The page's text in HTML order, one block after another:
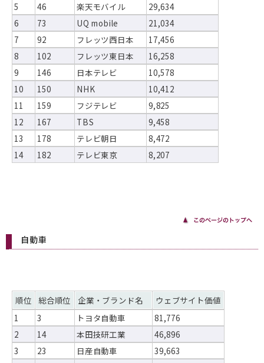
5
46 楽天モバイル
29,634
6
73 UQ mobile
21,034
7
92 フレッツ西日本
17,456
8
102 フレッツ東日本
16,258
9
146 日本テレビ
10,578
10
150 NHK
10,412
11
159 フジテレビ
9,825
12
167 TBS
9,458
13
178 テレビ朝日
8,472
14
182 テレビ東京 8,207
自動車
順位 総合順位 企業・ブランド名
ウェブサイト価値
1
3 トヨタ自動車
81,776
2
14 本田技研工業
46,896
3
23 日産自動車
39,663